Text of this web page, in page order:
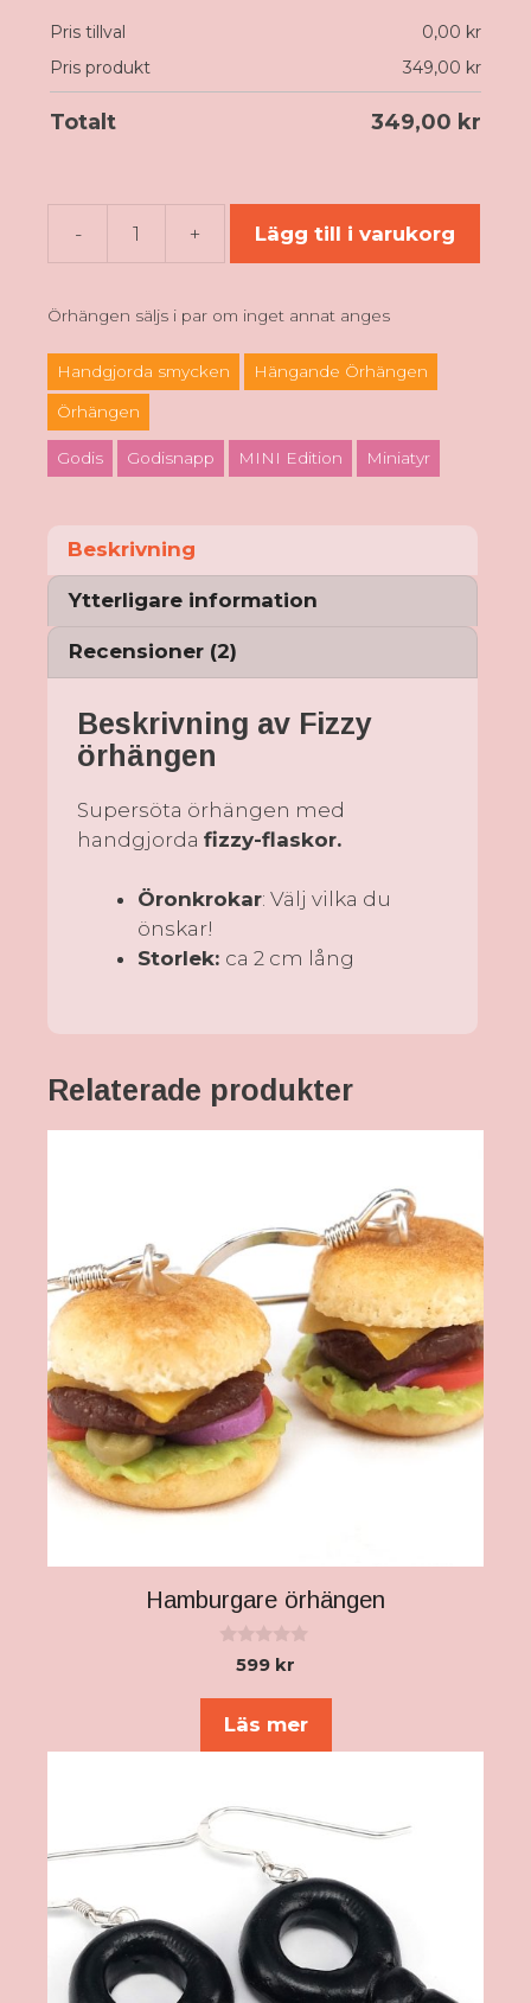
Pris tillval 0,00 kr
Pris produkt
349,00 kr
Totalt 349,00 kr
-
Fizzy
mängd
+ Lägg till i varukorg
Örhängen säljs i par om inget annat anges
Handgjorda smycken Hängande Örhängen
Örhängen
Godis Godisnapp MINI Edition Miniatyr
Beskrivning
Ytterligare information
Recensioner (2)
Beskrivning av Fizzy
örhängen
Supersöta örhängen med
handgjorda fizzy-flaskor.
Öronkrokar: Välj vilka du
önskar!
Storlek: ca 2 cm lång
Relaterade produkter
Hamburgare örhängen
599 kr
Läs mer